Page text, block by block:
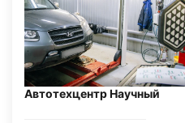
Автотехцентр Научный